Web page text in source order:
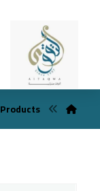
Products